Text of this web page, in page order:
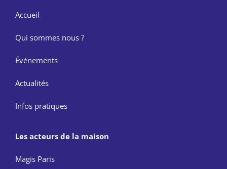
Accueil
Qui sommes nous ?
Événements
Actualités
Infos pratiques
Les acteurs de la maison
Magis Paris